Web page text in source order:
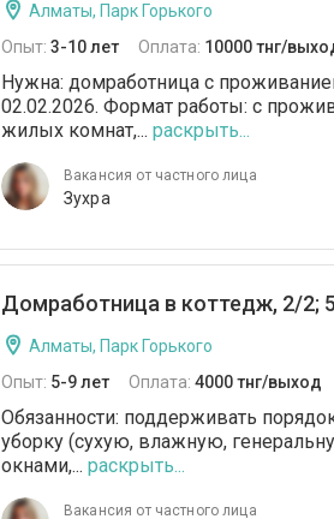
Алматы, Парк Горького
Опыт: 3-10 лет Оплата: 10000 тнг/
Нужна: домработница с
02.02.2026. Формат работы: c
жилых комнат,... раскрыть...
Вакансия от частного лица
Зухра
Домработница в коттедж, 2/2;
Алматы, Парк Горького
Опыт: 5-9 лет Оплата: 4000 тнг/выход
Обязанности: поддерживать
уборку (сухую, влажную,
окнами,... раскрыть...
Вакансия от частного лица